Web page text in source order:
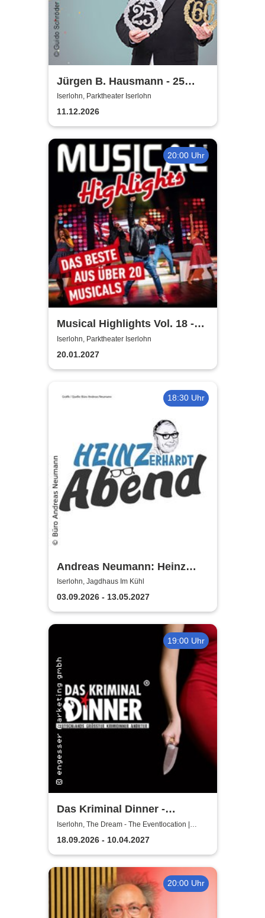
Jürgen B. Hausmann - 25
Jahre - Dat is e Ding!
Iserlohn, Parktheater Iserlohn
11.12.2026
20:00 Uhr
Musical Highlights Vol. 18 -
Das Beste aus Musical und
Film
Iserlohn, Parktheater Iserlohn
20.01.2027
18:30 Uhr
Andreas Neumann: Heinz
Erhardt Dinner Show
Iserlohn, Jagdhaus Im Kühl
03.09.2026 - 13.05.2027
19:00 Uhr
Das Kriminal Dinner -
Testament à la Carte
Iserlohn, The Dream - The Eventlocation |
Iserlohn
18.09.2026 - 10.04.2027
20:00 Uhr